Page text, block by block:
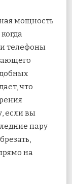
мощность
телефоны
что
если вы
пару
на